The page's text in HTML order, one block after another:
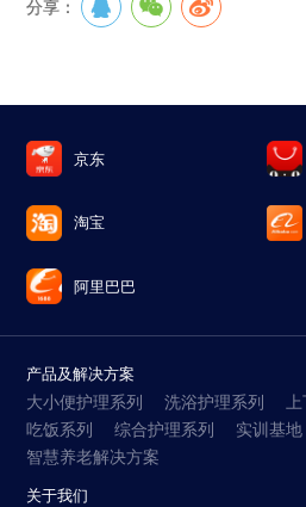
分享：
京东
淘宝
阿里巴巴
产品及解决方案
大小便护理系列
洗浴护理系列
吃饭系列
综合护理系列
实训基
智慧养老解决方案
关于我们